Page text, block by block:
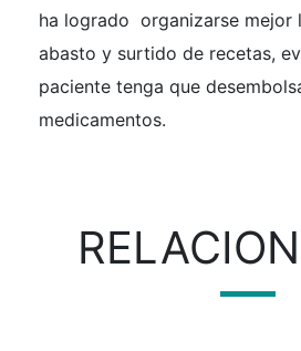
ha logrado organizarse mejor
abasto y surtido de recetas,
paciente tenga que
medicamentos.